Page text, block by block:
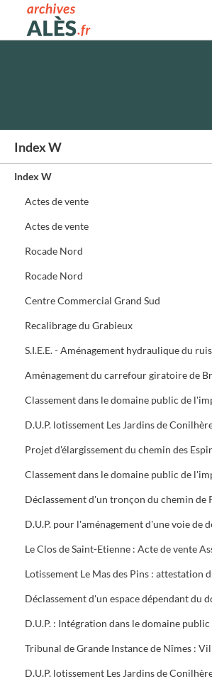
Archives municipales d'Alès
Index W
Index W
Actes de vente
Actes de vente
Rocade Nord
Rocade Nord
Centre Commercial Grand Sud
Recalibrage du Grabieux
Aménagement du carrefour giratoire de
Classement dans le domaine public de
D.U.P. lotissement Les Jardins de
Classement dans le domaine public de
Déclassement d'un tronçon du chemin de
D.U.P. lotissement Les Jardins de